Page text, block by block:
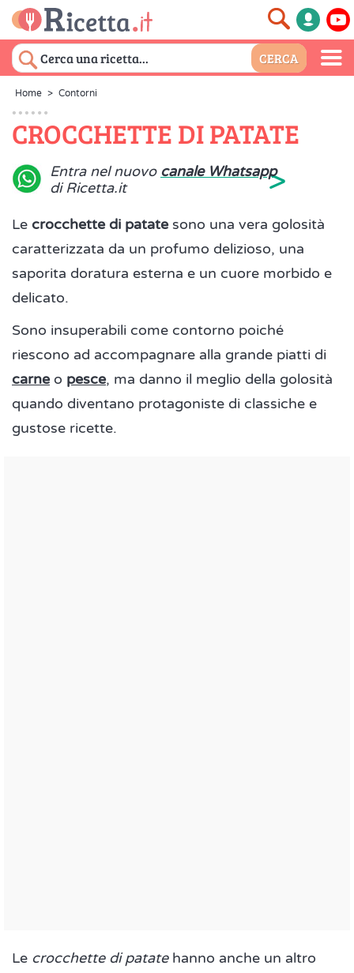
Home > Contorni
CROCCHETTE DI PATATE
Entra nel nuovo canale Whatsapp
di Ricetta.it
>
Le crocchette di patate sono una vera golosità
caratterizzata da un profumo delizioso, una
saporita doratura esterna e un cuore morbido e
delicato.
Sono insuperabili come contorno poiché
riescono ad accompagnare alla grande piatti di
carneo pesce, ma danno il meglio della golosità
quando diventano protagoniste di classiche e
gustose ricette.
Le crocchette di patatehanno anche un altro